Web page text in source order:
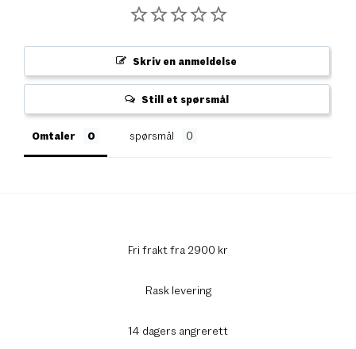
Skriv en anmeldelse
Still et spørsmål
Omtaler spørsmål
Fri frakt fra 2900 kr
Rask levering
14 dagers angrerett